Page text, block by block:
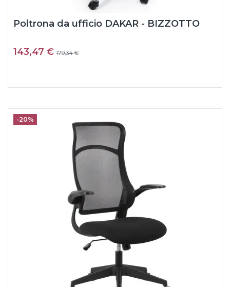
Poltrona da ufficio DAKAR - BIZZOTTO
143,47 € 179,34 €
-20%